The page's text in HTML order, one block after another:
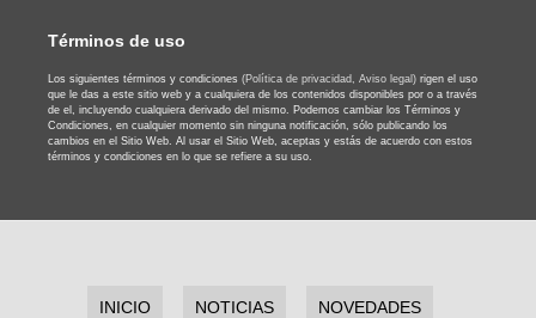
Términos de uso
Los siguientes términos y condiciones (Política de privacidad, Aviso legal) rigen el uso
que le das a este sitio web y a cualquiera de los contenidos disponibles por o a través
de el, incluyendo cualquiera derivado del mismo. Podemos cambiar los Términos y
Condiciones, en cualquier momento sin ninguna notificación, sólo publicando los
cambios en el Sitio Web. Al usar el Sitio Web, aceptas y estás de acuerdo con estos
términos y condiciones en lo que se refiere a su uso.
INICIO NOTICIAS NOVEDADES